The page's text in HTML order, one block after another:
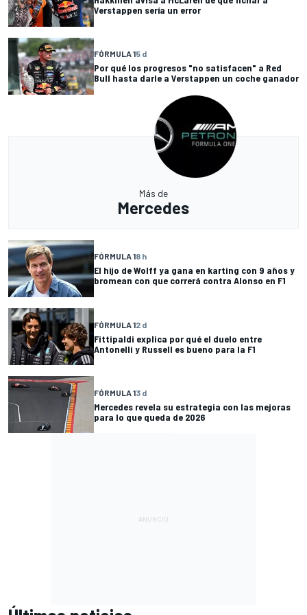
Verstappen sería un error
FÓRMULA 15 d
Por qué los progresos "no satisfacen" a Red
Bull hasta darle a Verstappen un coche ganador
Más de
Mercedes
FÓRMULA 18 h
El hijo de Wolff ya gana en karting con 9 años y
bromean con que correrá contra Alonso en F1
FÓRMULA 12 d
Fittipaldi explica por qué el duelo entre
Antonelli y Russell es bueno para la F1
FÓRMULA 13 d
Mercedes revela su estrategia con las mejoras
para lo que queda de 2026